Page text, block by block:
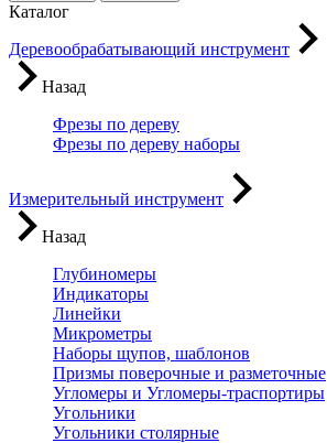
Каталог
Деревообрабатывающий инструмент
Назад
Фрезы по дереву
Фрезы по дереву наборы
Измерительный инструмент
Назад
Глубиномеры
Индикаторы
Линейки
Микрометры
Наборы щупов, шаблонов
Призмы поверочные и разметочные
Угломеры и Угломеры-траспортиры
Угольники
Угольники столярные